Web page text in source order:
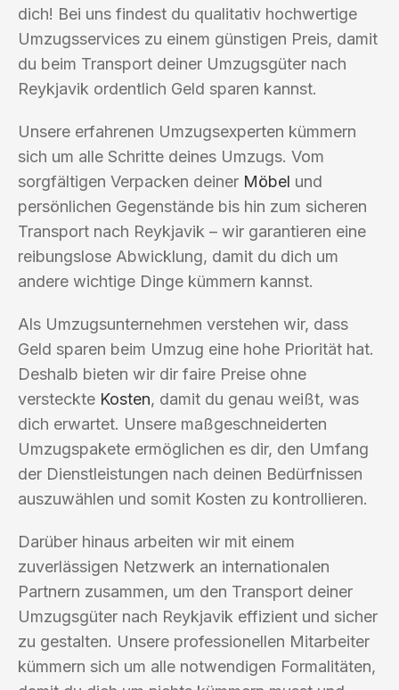
dich! Bei uns findest du qualitativ hochwertige
Umzugsservices zu einem günstigen Preis, damit
du beim Transport deiner Umzugsgüter nach
Reykjavik ordentlich Geld sparen kannst.
Unsere erfahrenen Umzugsexperten kümmern
sich um alle Schritte deines Umzugs. Vom
sorgfältigen Verpacken deiner Möbel und
persönlichen Gegenstände bis hin zum sicheren
Transport nach Reykjavik – wir garantieren eine
reibungslose Abwicklung, damit du dich um
andere wichtige Dinge kümmern kannst.
Als Umzugsunternehmen verstehen wir, dass
Geld sparen beim Umzug eine hohe Priorität hat.
Deshalb bieten wir dir faire Preise ohne
versteckte Kosten, damit du genau weißt, was
dich erwartet. Unsere maßgeschneiderten
Umzugspakete ermöglichen es dir, den Umfang
der Dienstleistungen nach deinen Bedürfnissen
auszuwählen und somit Kosten zu kontrollieren.
Darüber hinaus arbeiten wir mit einem
zuverlässigen Netzwerk an internationalen
Partnern zusammen, um den Transport deiner
Umzugsgüter nach Reykjavik effizient und sicher
zu gestalten. Unsere professionellen Mitarbeiter
kümmern sich um alle notwendigen Formalitäten,